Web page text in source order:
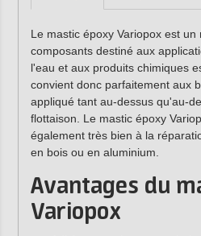
Le mastic époxy Variopox est un
composants destiné aux
l'eau et aux produits chimiques
convient donc parfaitement aux
appliqué tant au-dessus qu'au-
flottaison. Le mastic époxy
également très bien à la
en bois ou en aluminium.
Avantages du
Variopox